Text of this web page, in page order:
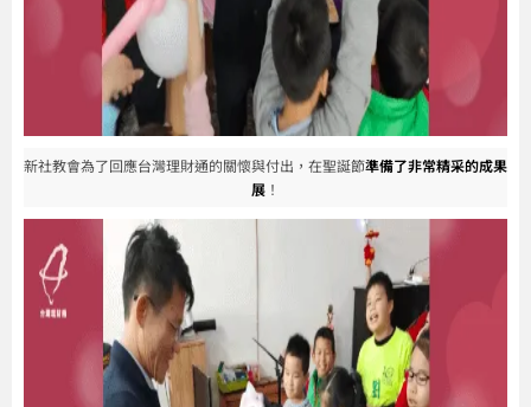
新社教會為了回應台灣理財通的關懷與付出，在聖誕節準備了非常精采的成果
展 ！